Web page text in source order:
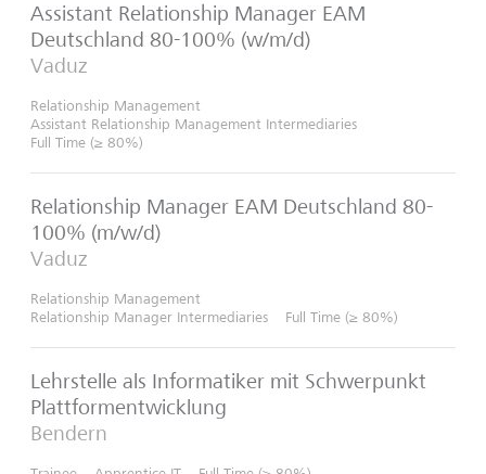
Assistant Relationship Manager EAM
Deutschland 80-100% (w/m/d)
Vaduz
Relationship Management
Assistant Relationship Management Intermediaries
Full Time (≥ 80%)
Relationship Manager EAM Deutschland 80-
100% (m/w/d)
Vaduz
Relationship Management
Relationship Manager Intermediaries
Full Time (≥ 80%)
Lehrstelle als Informatiker mit Schwerpunkt
Plattformentwicklung
Bendern